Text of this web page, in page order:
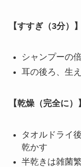
【すすぎ（3分）】
シャンプーの
耳の後ろ、生
【乾燥（完全に）】
タオルドライ
乾かす
半乾きは雑菌